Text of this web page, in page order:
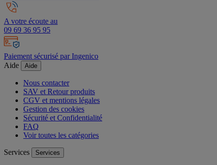
A votre écoute au
09 69 36 95 95
Paiement sécurisé par Ingenico
Aide
Aide
Nous contacter
SAV et Retour produits
CGV et mentions légales
Gestion des cookies
Sécurité et Confidentialité
FAQ
Voir toutes les catégories
Services Services